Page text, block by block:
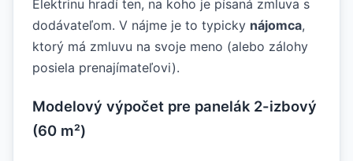
Elektrinu hradí ten, na koho je písaná zmluva s
dodávateľom. V nájme je to typicky nájomca,
ktorý má zmluvu na svoje meno (alebo zálohy
posiela prenajímateľovi).
Modelový výpočet pre panelák 2-izbový
(60 m²)